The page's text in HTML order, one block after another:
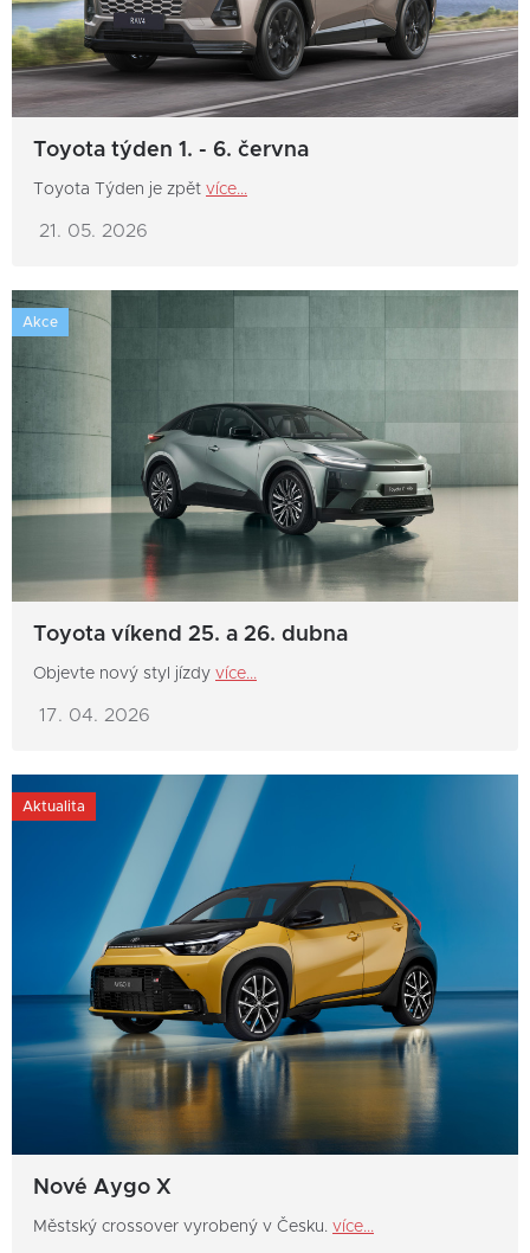
Toyota týden 1. - 6. června
Toyota Týden je zpět více...
21. 05. 2026
Akce
Toyota víkend 25. a 26. dubna
Objevte nový styl jízdy více...
17. 04. 2026
Aktualita
Nové Aygo X
Městský crossover vyrobený v Česku. více...